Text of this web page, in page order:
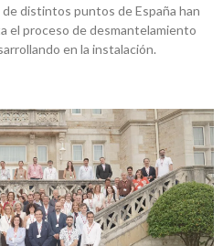
distintos puntos de España han
el proceso de desmantelamiento
en la instalación.